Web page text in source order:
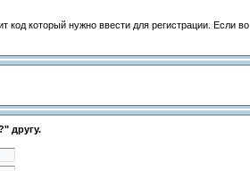
код который нужно ввести для регистрации. Если во
другу.